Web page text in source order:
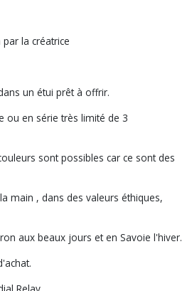
la créatrice
un étui prêt à offrir.
ou en série très limité de 3
sont possibles car ce sont des
main , dans des valeurs éthiques,
aux beaux jours et en Savoie l'hiver.